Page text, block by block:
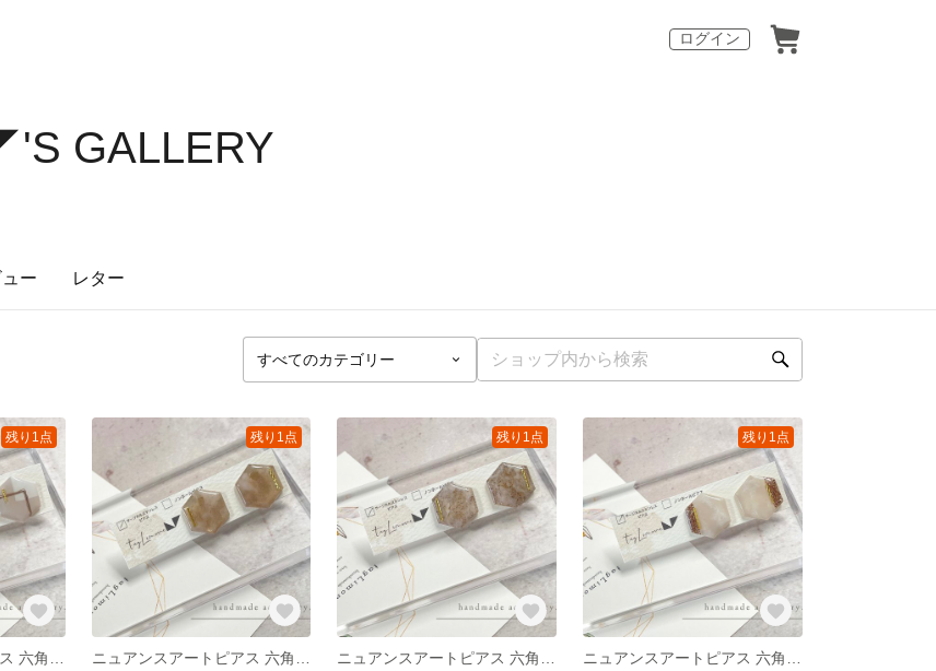
ログイン
GALLERY
ー レター
残り1点 残り1点 残り1点 残り1点